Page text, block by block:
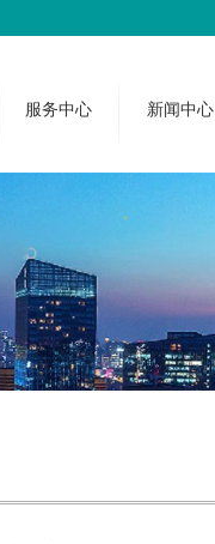
服务中心 新闻中心